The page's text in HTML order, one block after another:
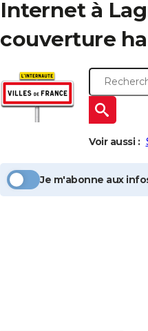
Internet à
couverture
Voir aussi :
Je m'abonne aux